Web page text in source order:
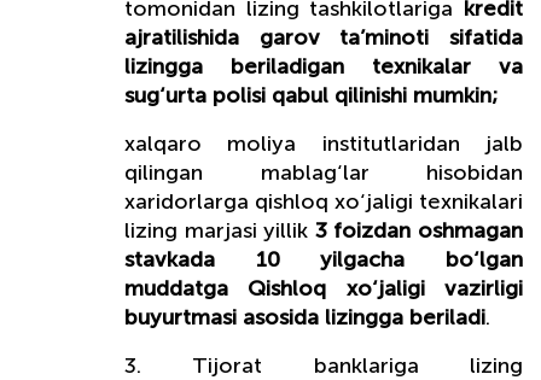
tomonidan lizing tashkilotlariga kredit
ajratilishida garov ta’minoti sifatida
lizingga beriladigan texnikalar va
sug‘urta polisi qabul qilinishi mumkin;
xalqaro moliya institutlaridan jalb
qilingan mablag‘lar hisobidan
xaridorlarga qishloq xo‘jaligi texnikalari
lizing marjasi yillik 3 foizdan oshmagan
stavkada 10 yilgacha bo‘lgan
muddatga Qishloq xo‘jaligi vazirligi
buyurtmasi asosida lizingga beriladi.
3. Tijorat banklariga lizing